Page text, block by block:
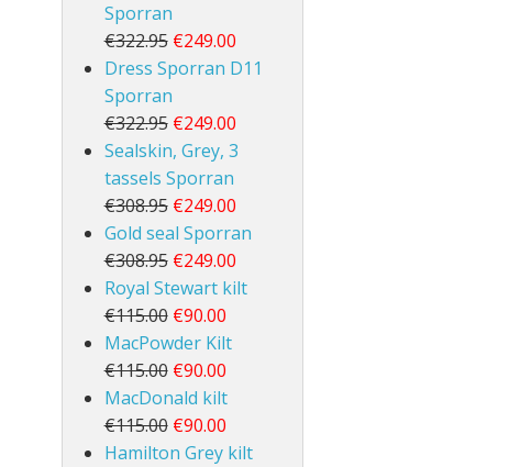
Sporran
€322.95 €249.00
Dress Sporran D11
Sporran
€322.95 €249.00
Sealskin, Grey, 3
tassels Sporran
€308.95 €249.00
Gold seal Sporran
€308.95 €249.00
Royal Stewart kilt
€115.00 €90.00
MacPowder Kilt
€115.00 €90.00
MacDonald kilt
€115.00 €90.00
Hamilton Grey kilt